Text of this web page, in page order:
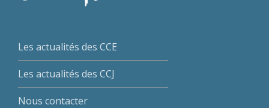
Les actualités des CCE
Les actualités des CCJ
Nous contacter